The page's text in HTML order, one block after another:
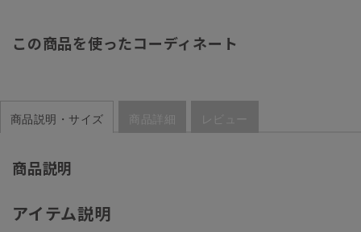
この商品を使ったコーディネート
商品説明・サイズ 商品詳細 レビュー
商品説明
アイテム説明